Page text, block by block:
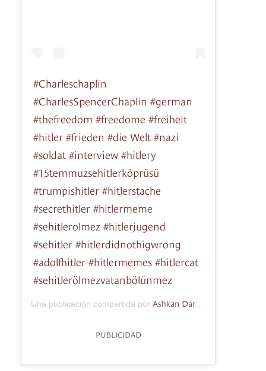
#Charleschaplin
#CharlesSpencerChaplin #german
#thefreedom #freedome #freiheit
#hitler #frieden #die Welt #nazi
#soldat #interview #hitlery
#15temmuzsehitlerköprüsü
#trumpishitler #hitlerstache
#secrethitler #hitlermeme
#sehitlerolmez #hitlerjugend
#sehitler #hitlerdidnothigwrong
#adolfhitler #hitlermemes #hitlercat
#sehitlerölmezvatanbölünmez
Una publicación compartida por Ashkan Dardaei
PUBLICIDAD